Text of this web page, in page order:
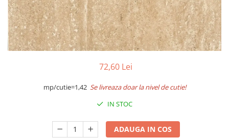
Coltare
Polistiren
Vata bazaltica
Vata minerala
Accesorii PVC
Vopsea lavabila pentru interior
72,60 Lei
mp/cutie=1,42 Se livreaza doar la nivel de cutie!
IN STOC
ADAUGA IN COS